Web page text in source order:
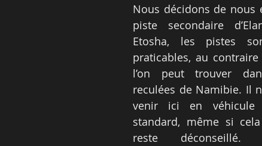
Nous décidons de nous
piste secondaire
Etosha, les pistes
praticables, au
l’on peut trouver
reculées de Namibie. Il
venir ici en véhicule
standard, même si
reste déconseillé.